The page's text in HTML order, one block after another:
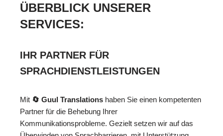
ÜBERBLICK UNSERER
SERVICES:
IHR PARTNER FÜR
SPRACHDIENSTLEISTUNGEN
Mit 🔄 Guul Translations haben Sie einen kompetenten
Partner für die Behebung Ihrer
Kommunikationsprobleme. Gezielt setzen wir auf das